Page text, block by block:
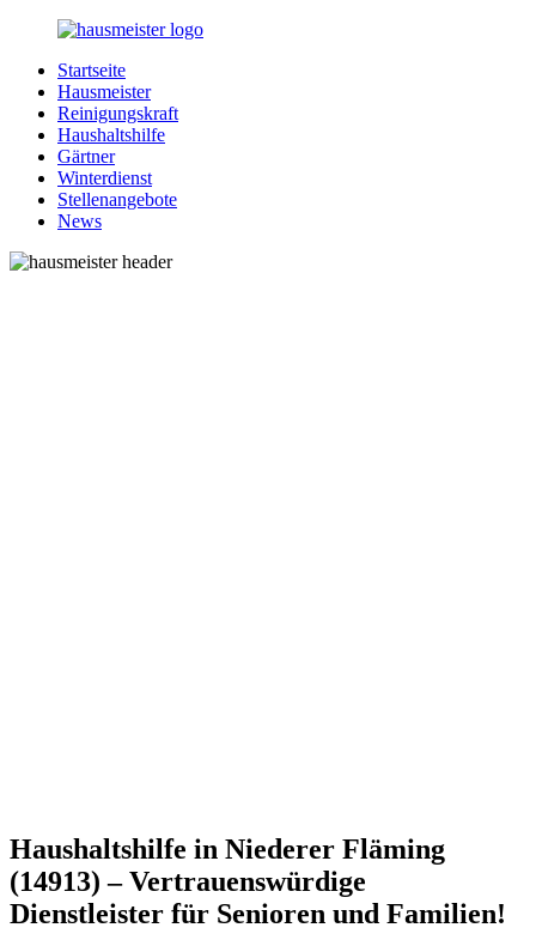
Zurück
Inhalt
Hausmeister.de
Alles
rund
Ihren
Haushalt
Startseite
Hausmeister
Reinigungskraft
Haushaltshilfe
Gärtner
Winterdienst
Stellenangebote
News
Haushaltshilfe in Niederer Fläming
(14913) – Vertrauenswürdige
Dienstleister für Senioren und Familien!